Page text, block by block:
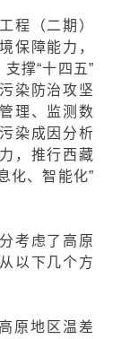
程（二期）
保障能力，
撑“十四五”
染防治攻坚
理、监测数
染成因分析
，推行西藏
化、智能化”
考虑了高原
以下几个方
高原地区温差